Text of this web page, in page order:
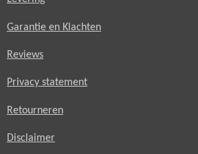
Garantie en Klachten
Reviews
Privacy statement
Retourneren
Disclaimer